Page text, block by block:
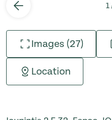
1
Images (27)
Location